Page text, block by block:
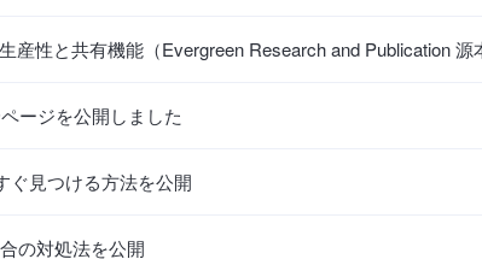
産性と共有機能（Evergreen Research and Publication
ージを公開しました
ぐ見つける方法を公開
の対処法を公開